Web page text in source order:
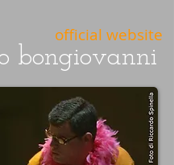
official website
bongiovanni